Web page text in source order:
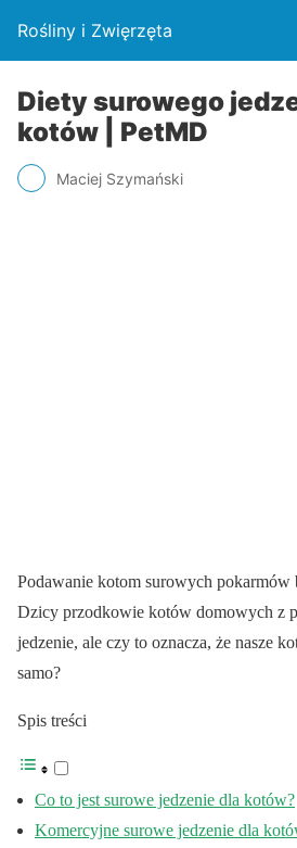
Rośliny i Zwięrzęta
Diety surowego
kotów | PetMD
Maciej Szymański
Podawanie kotom surowych pokarmów
Dzicy przodkowie kotów domowych z
jedzenie, ale czy to oznacza, że nasze
samo?
Spis treści
Co to jest surowe jedzenie dla kotów?
Komercyjne surowe jedzenie dla